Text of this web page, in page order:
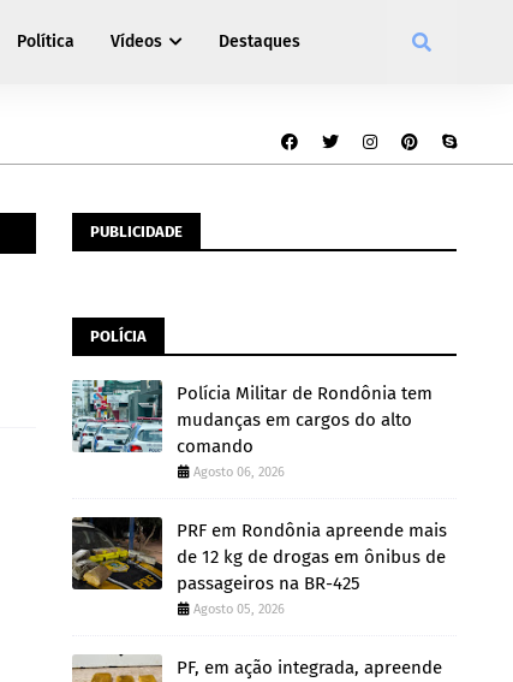
Política Vídeos Destaques
PUBLICIDADE
POLÍCIA
Polícia Militar de Rondônia tem
mudanças em cargos do alto
comando
Agosto 06, 2026
PRF em Rondônia apreende mais
de 12 kg de drogas em ônibus de
passageiros na BR-425
Agosto 05, 2026
PF, em ação integrada, apreende